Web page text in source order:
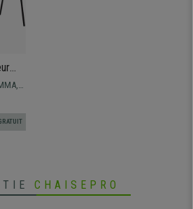
CHAISEPRO